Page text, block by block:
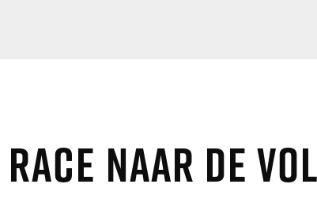
Race naar de